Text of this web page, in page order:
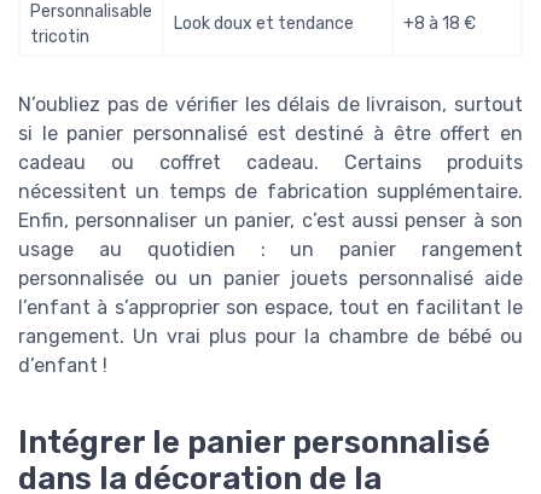
Personnalisable
tricotin
Look doux et tendance +8 à 18 €
N’oubliez pas de vérifier les délais de livraison, surtout
si le panier personnalisé est destiné à être offert en
cadeau ou coffret cadeau. Certains produits
nécessitent un temps de fabrication supplémentaire.
Enfin, personnaliser un panier, c’est aussi penser à son
usage au quotidien : un panier rangement
personnalisée ou un panier jouets personnalisé aide
l’enfant à s’approprier son espace, tout en facilitant le
rangement. Un vrai plus pour la chambre de bébé ou
d’enfant !
Intégrer le panier personnalisé
dans la décoration de la